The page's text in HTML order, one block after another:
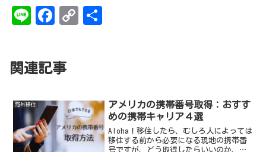
Li
Fa
ok
Co
関連記事
海外移住
アメリカの携帯番号取得：おすす
めの携帯キャリア４選
Aloha！移住したら、むしろ人によっては
移住する前から必要になる現地の携帯番
号ですが、どう取得したらいいのか、初